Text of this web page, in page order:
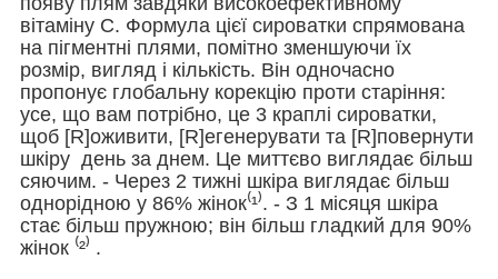
вітаміну С. Формула цієї сироватки спрямована
на пігментні плями, помітно зменшуючи їх
розмір, вигляд і кількість. Він одночасно
пропонує глобальну корекцію проти старіння:
усе, що вам потрібно, це 3 краплі сироватки,
щоб [R]оживити, [R]егенерувати та [R]повернути
шкіру день за днем. Це миттєво виглядає більш
сяючим. - Через 2 тижні шкіра виглядає більш
однорідною у 86% жінок⁽¹⁾. - З 1 місяця шкіра
стає більш пружною; він більш гладкий для 90%
жінок ⁽²⁾ .